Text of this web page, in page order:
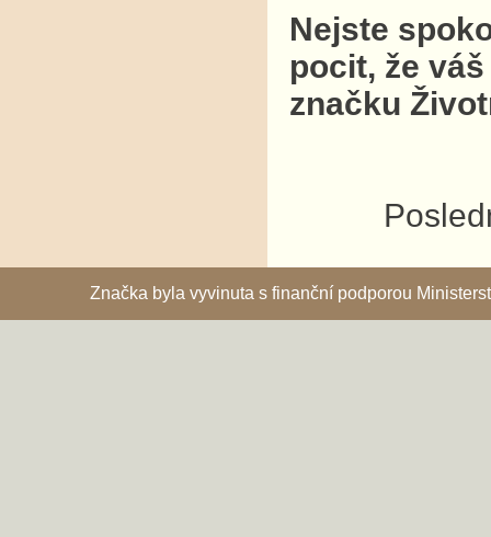
Nejste
pocit, že
značku
Značka byla vyvinuta s finanční podporou